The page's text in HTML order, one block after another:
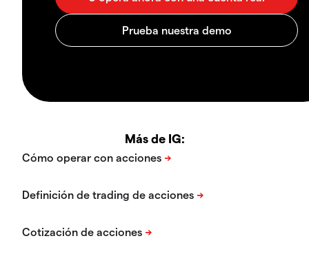
Más de IG: